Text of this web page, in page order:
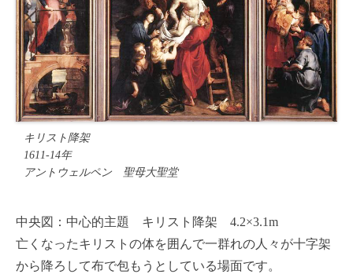
キリスト降架
1611-14年
アントウェルペン 聖母大聖堂
中央図：中心的主題 キリスト降架 4.2×3.1m
亡くなったキリストの体を囲んで一群れの人々が十字架
から降ろして布で包もうとしている場面です。